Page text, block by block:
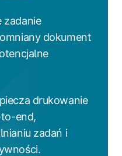
zadanie
dokument
drukowanie
end,
zadań i